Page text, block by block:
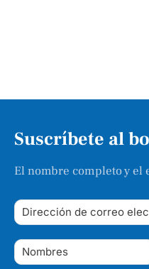
Suscríbete al
El nombre completo y